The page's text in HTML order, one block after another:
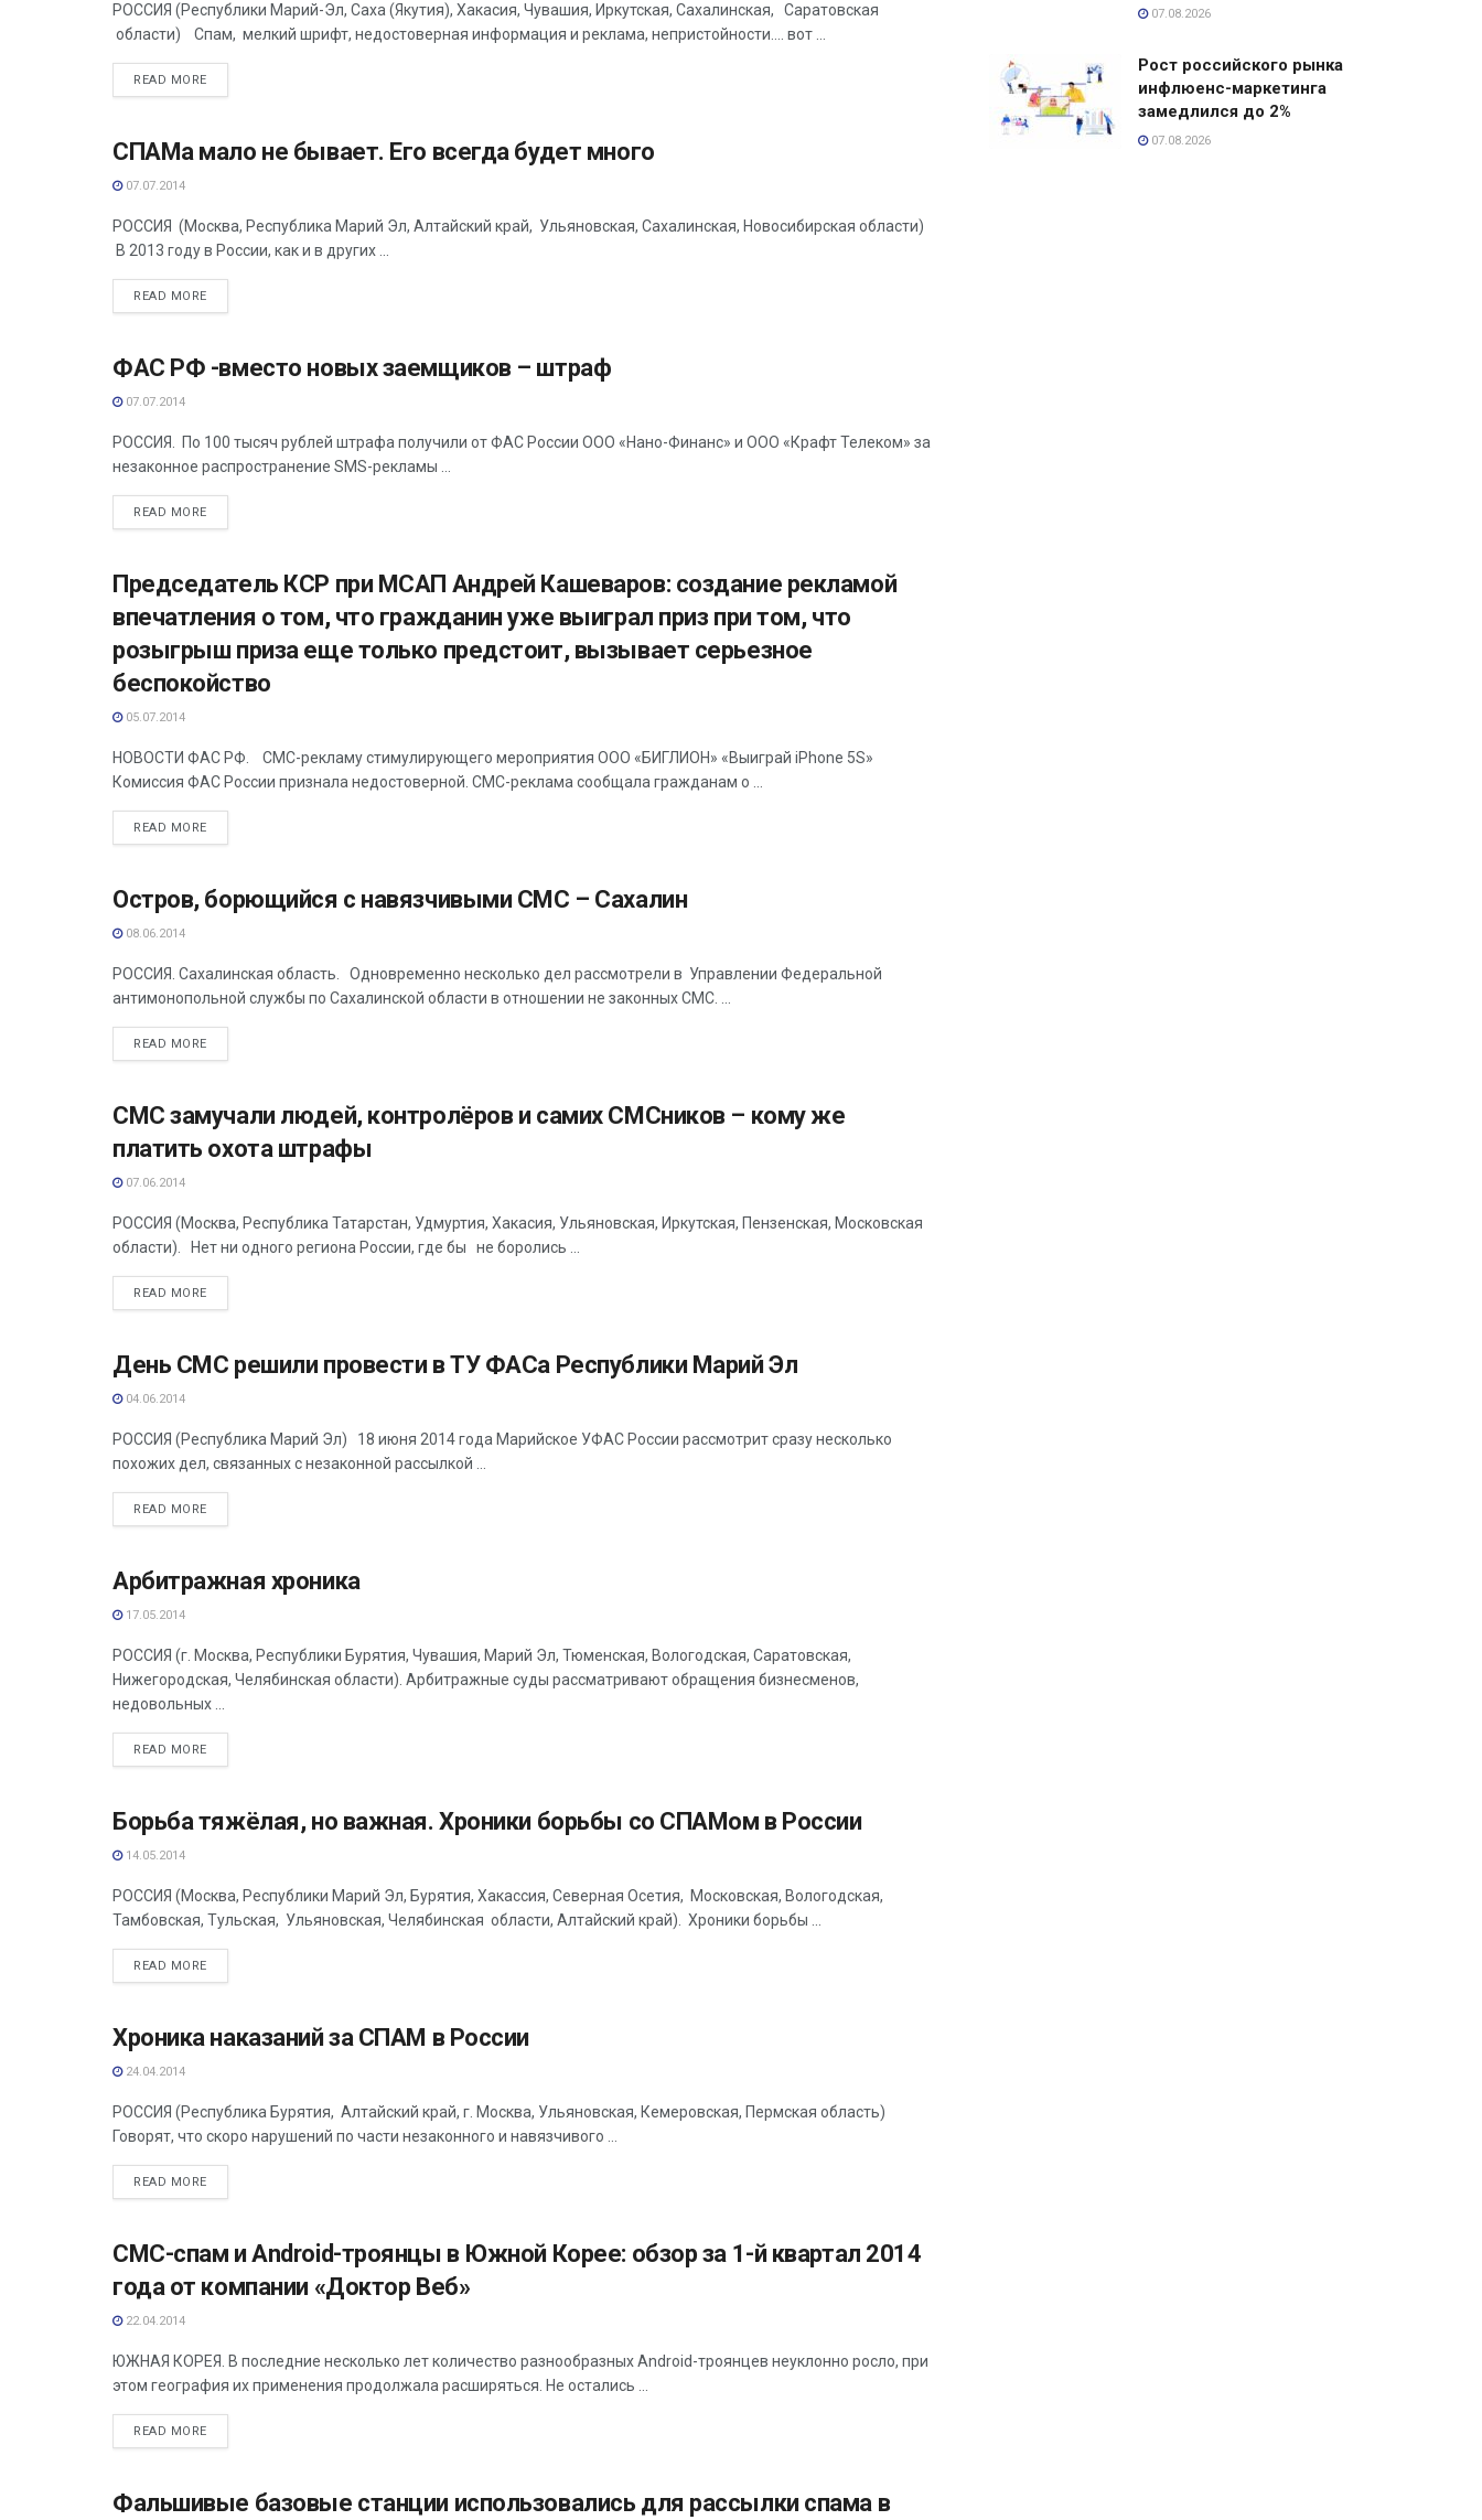
РОССИЯ (Республики Марий-Эл, Саха (Якутия), Хакасия, Чувашия, Иркутская, Сахалинская, Саратовская
области) Спам, мелкий шрифт, недостоверная информация и реклама, непристойности…. вот ...
READ MORE
АНАЛИТИКА
СПАМа мало не бывает. Его всегда будет много
07.07.2014
РОССИЯ (Москва, Республика Марий Эл, Алтайский край, Ульяновская, Сахалинская, Новосибирская области)
В 2013 году в России, как и в других ...
READ MORE
АНАЛИТИКА
ФАС РФ -вместо новых заемщиков – штраф
07.07.2014
РОССИЯ. По 100 тысяч рублей штрафа получили от ФАС России ООО «Нано-Финанс» и ООО «Крафт Телеком» за
незаконное распространение SMS-рекламы ...
READ MORE
АНАЛИТИКА
Председатель КСР при МСАП Андрей Кашеваров: cоздание рекламой
впечатления о том, что гражданин уже выиграл приз при том, что
розыгрыш приза еще только предстоит, вызывает серьезное
беспокойство
05.07.2014
НОВОСТИ ФАС РФ. СМС-рекламу стимулирующего мероприятия ООО «БИГЛИОН» «Выиграй iPhone 5S»
Комиссия ФАС России признала недостоверной. СМС-реклама сообщала гражданам о ...
READ MORE
АНАЛИТИКА
Остров, борющийся с навязчивыми СМС – Сахалин
08.06.2014
РОССИЯ. Сахалинская область. Одновременно несколько дел рассмотрели в Управлении Федеральной
антимонопольной службы по Сахалинской области в отношении не законных СМС. ...
READ MORE
АНАЛИТИКА
СМС замучали людей, контролёров и самих СМСников – кому же
платить охота штрафы
07.06.2014
РОССИЯ (Москва, Республика Татарстан, Удмуртия, Хакасия, Ульяновская, Иркутская, Пензенская, Московская
области). Нет ни одного региона России, где бы не боролись ...
READ MORE
АНАЛИТИКА
День СМС решили провести в ТУ ФАСа Республики Марий Эл
04.06.2014
РОССИЯ (Республика Марий Эл) 18 июня 2014 года Марийское УФАС России рассмотрит сразу несколько
похожих дел, связанных с незаконной рассылкой ...
READ MORE
АНАЛИТИКА
Арбитражная хроника
17.05.2014
РОССИЯ (г. Москва, Республики Бурятия, Чувашия, Марий Эл, Тюменская, Вологодская, Саратовская,
Нижегородская, Челябинская области). Арбитражные суды рассматривают обращения бизнесменов,
недовольных ...
READ MORE
АНАЛИТИКА
Борьба тяжёлая, но важная. Хроники борьбы со СПАМом в России
14.05.2014
РОССИЯ (Москва, Республики Марий Эл, Бурятия, Хакассия, Северная Осетия, Московская, Вологодская,
Тамбовская, Тульская, Ульяновская, Челябинская области, Алтайский край). Хроники борьбы ...
READ MORE
АНАЛИТИКА
Хроника наказаний за СПАМ в России
24.04.2014
РОССИЯ (Республика Бурятия, Алтайский край, г. Москва, Ульяновская, Кемеровская, Пермская область)
Говорят, что скоро нарушений по части незаконного и навязчивого ...
READ MORE
АНАЛИТИКА
СМС-спам и Android-троянцы в Южной Корее: обзор за 1-й квартал 2014
года от компании «Доктор Веб»
22.04.2014
ЮЖНАЯ КОРЕЯ. В последние несколько лет количество разнообразных Android-троянцев неуклонно росло, при
этом география их применения продолжала расширяться. Не остались ...
READ MORE
АНАЛИТИКА
Фальшивые базовые станции использовались для рассылки спама в
07.08.2026
Рост российского рынка
инфлюенс-маркетинга
замедлился до 2%
07.08.2026